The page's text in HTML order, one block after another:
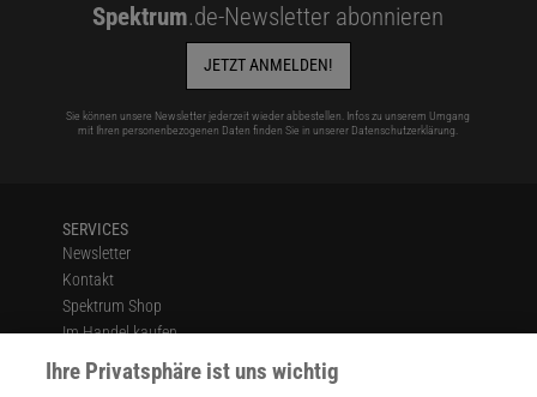
Spektrum.de-Newsletter abonnieren
JETZT ANMELDEN!
Sie können unsere Newsletter jederzeit wieder abbestellen. Infos zu unserem Umgang
mit Ihren personenbezogenen Daten finden Sie in unserer Datenschutzerklärung
SERVICES
Newsletter
Kontakt
Spektrum Shop
Im Handel kaufen
Presse
Verträge kündigen
Ihre Privatsphäre ist uns wichtig